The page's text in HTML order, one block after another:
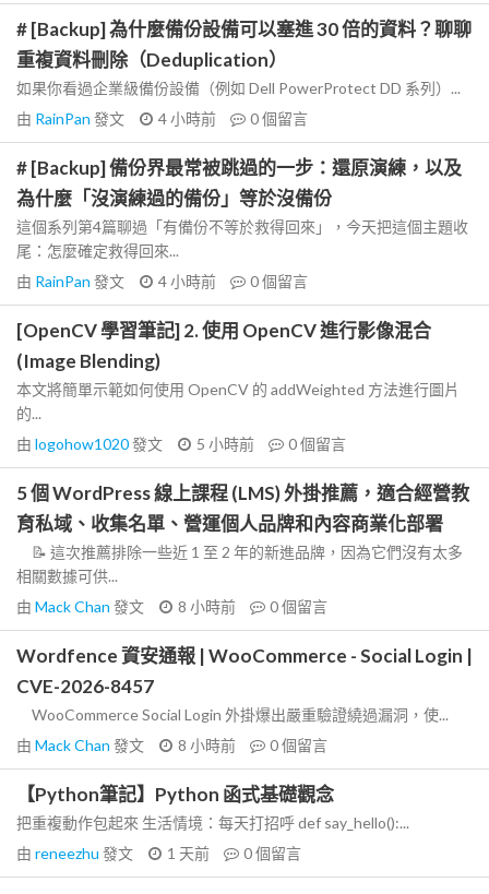
# [Backup] 為什麼備份設備可以塞進 30 倍的資料？聊聊
重複資料刪除（Deduplication）
如果你看過企業級備份設備（例如 Dell PowerProtect DD 系列）...
由 RainPan 發文 4 小時前 0個留言
# [Backup] 備份界最常被跳過的一步：還原演練，以及
為什麼「沒演練過的備份」等於沒備份
這個系列第4篇聊過「有備份不等於救得回來」，今天把這個主題收
尾：怎麼確定救得回來...
由 RainPan 發文 4 小時前 0個留言
[OpenCV 學習筆記] 2. 使用 OpenCV 進行影像混合
(Image Blending)
本文將簡單示範如何使用 OpenCV 的 addWeighted 方法進行圖片
的...
由 logohow1020發文 5 小時前 0個留言
5 個 WordPress 線上課程 (LMS) 外掛推薦，適合經營教
育私域、收集名單、營運個人品牌和內容商業化部署
📝 這次推薦排除一些近 1 至 2 年的新進品牌，因為它們沒有太多
相關數據可供...
由 Mack Chan 發文 8 小時前 0個留言
Wordfence 資安通報 | WooCommerce - Social Login |
CVE-2026-8457
WooCommerce Social Login 外掛爆出嚴重驗證繞過漏洞，使...
由 Mack Chan 發文 8 小時前 0個留言
【Python筆記】Python 函式基礎觀念
把重複動作包起來 生活情境：每天打招呼 def say_hello():...
由 reneezhu 發文 1 天前 0個留言